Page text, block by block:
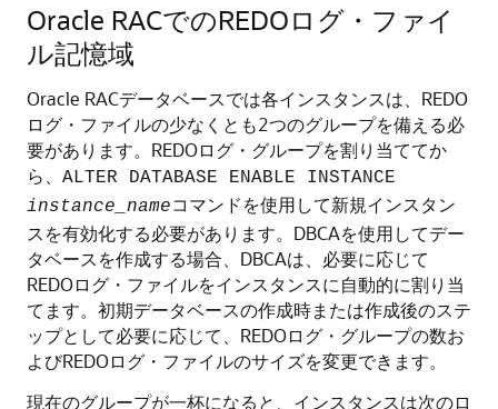
Oracle RACでのREDOログ・ファイ
ル記憶域
Oracle RACデータベースでは各インスタンスは、REDO
ログ・ファイルの少なくとも2つのグループを備える必
要があります。REDOログ・グループを割り当ててか
ら、 ALTER DATABASE ENABLE INSTANCE
instance_nameコマンドを使用して新規インスタン
スを有効化する必要があります。DBCAを使用してデー
タベースを作成する場合、DBCAは、必要に応じて
REDOログ・ファイルをインスタンスに自動的に割り当
てます。初期データベースの作成時または作成後のステ
ップとして必要に応じて、REDOログ・グループの数お
よびREDOログ・ファイルのサイズを変更できます。
現在のグループが一杯になると、インスタンスは次のロ